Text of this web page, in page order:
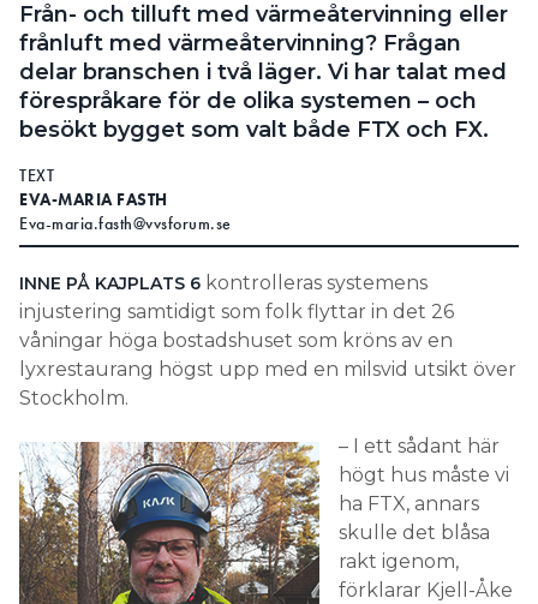
Från- och tilluft med värmeåtervinning eller
frånluft med värmeåtervinning? Frågan
delar branschen i två läger. Vi har talat med
förespråkare för de olika systemen – och
besökt bygget som valt både FTX och FX.
TEXT
EVA-MARIA FASTH
Eva-maria.fasth@vvsforum.se
INNE PÅ KAJPLATS 6 kontrolleras systemens
injustering samtidigt som folk flyttar in det 26
våningar höga bostadshuset som kröns av en
lyxrestaurang högst upp med en milsvid utsikt över
Stockholm.
– I ett sådant här
högt hus måste vi
ha FTX, annars
skulle det blåsa
rakt igenom,
förklarar Kjell-Åke